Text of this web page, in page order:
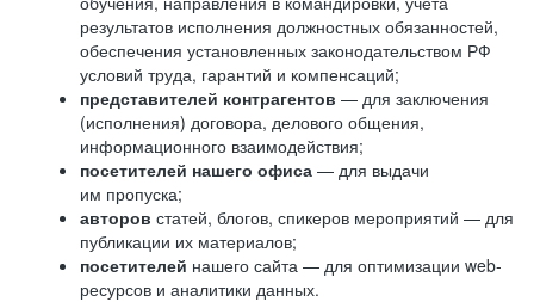
результатов исполнения должностных обязанностей,
обеспечения установленных законодательством РФ
условий труда, гарантий и компенсаций;
представителей контрагентов — для заключения
(исполнения) договора, делового общения,
информационного взаимодействия;
посетителей нашего офиса — для выдачи
им пропуска;
авторов статей, блогов, спикеров мероприятий — для
публикации их материалов;
посетителей нашего сайта — для оптимизации web-
ресурсов и аналитики данных.